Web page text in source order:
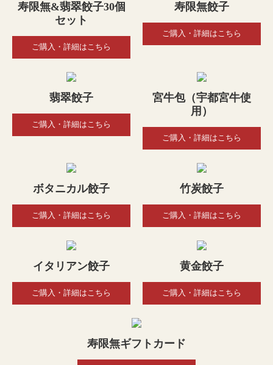
寿限無&翡翠餃子30個
セット
ご購入・詳細はこちら
寿限無餃子
ご購入・詳細はこちら
翡翠餃子
ご購入・詳細はこちら
宮牛包（宇都宮牛使
用）
ご購入・詳細はこちら
ボタニカル餃子
ご購入・詳細はこちら
竹炭餃子
ご購入・詳細はこちら
イタリアン餃子
ご購入・詳細はこちら
黄金餃子
ご購入・詳細はこちら
寿限無ギフトカード